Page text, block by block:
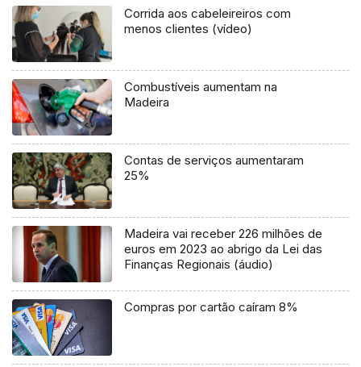
Corrida aos cabeleireiros com
menos clientes (vídeo)
Combustíveis aumentam na
Madeira
Contas de serviços aumentaram
25%
Madeira vai receber 226 milhões de
euros em 2023 ao abrigo da Lei das
Finanças Regionais (áudio)
Compras por cartão caíram 8%